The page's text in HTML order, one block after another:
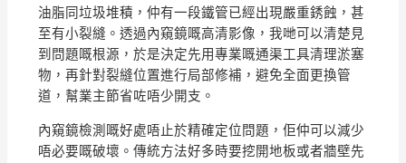
油脂同垃圾堆積，仲有一段鐵管已經出現嚴重銹蝕，甚
至有小裂縫。透過內窺鏡嘅高清影像，我哋可以清楚見
到問題嘅根源，於是決定先用專業嘅通渠工具清理淤塞
物，再針對裂縫位置進行局部修補，避免全面更換管
道，幫業主節省咗唔少開支。
內窺鏡檢測嘅好處唔止於精確定位問題，佢仲可以減少
唔必要嘅破壞。傳統方法好多時要挖開地板或者牆壁先